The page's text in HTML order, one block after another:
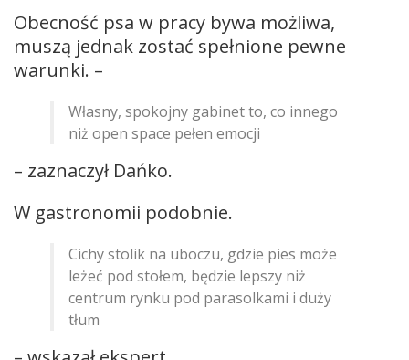
Obecność psa w pracy bywa możliwa,
muszą jednak zostać spełnione pewne
warunki. –
Własny, spokojny gabinet to, co innego
niż open space pełen emocji
– zaznaczył Dańko.
W gastronomii podobnie.
Cichy stolik na uboczu, gdzie pies może
leżeć pod stołem, będzie lepszy niż
centrum rynku pod parasolkami i duży
tłum